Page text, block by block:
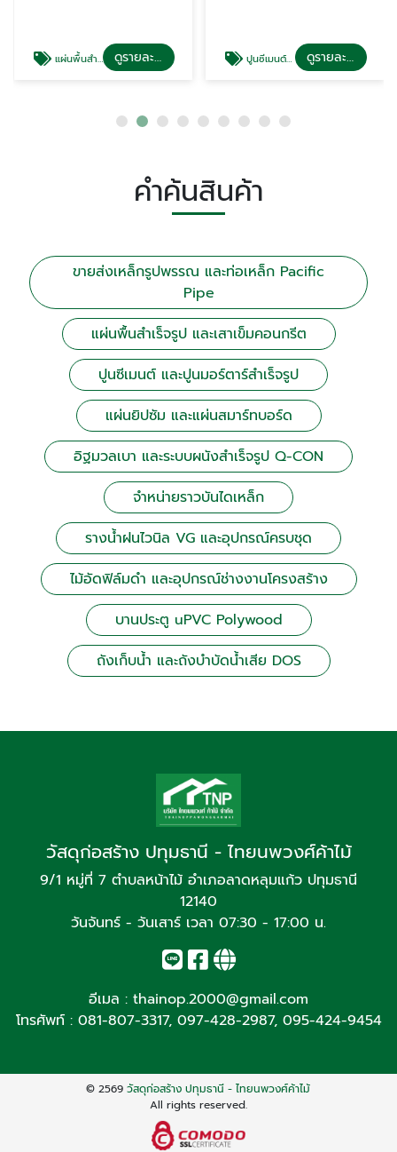
แผ่นพื้นสำเร็จรูป และเสาเข็มคอนกรีต ดูรายละเอียด ปูนซีเมนต์ และปูนมอร์ตาร์สำเร็จรูป ดูรายละเอียด
คำค้นสินค้า
ขายส่งเหล็กรูปพรรณ และท่อเหล็ก Pacific
Pipe
แผ่นพื้นสำเร็จรูป และเสาเข็มคอนกรีต
ปูนซีเมนต์ และปูนมอร์ตาร์สำเร็จรูป
แผ่นยิปซัม และแผ่นสมาร์ทบอร์ด
อิฐมวลเบา และระบบผนังสำเร็จรูป Q-CON
จำหน่ายราวบันไดเหล็ก
รางน้ำฝนไวนิล VG และอุปกรณ์ครบชุด
ไม้อัดฟิล์มดำ และอุปกรณ์ช่างงานโครงสร้าง
บานประตู uPVC Polywood
ถังเก็บน้ำ และถังบำบัดน้ำเสีย DOS
วัสดุก่อสร้าง ปทุมธานี - ไทยนพวงศ์ค้าไม้
9/1 หมู่ที่ 7 ตำบลหน้าไม้ อำเภอลาดหลุมแก้ว ปทุมธานี
12140
วันจันทร์ - วันเสาร์ เวลา 07:30 - 17:00 น.
อีเมล : thainop.2000@gmail.com
โทรศัพท์ : 081-807-3317, 097-428-2987, 095-424-9454
© 2569วัสดุก่อสร้าง ปทุมธานี - ไทยนพวงศ์ค้าไม้
All rights reserved.